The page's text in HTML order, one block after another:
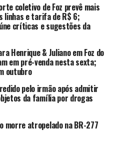
coletivo de Foz prevê mais
linhas e tarifa de R$ 6;
críticas e sugestões da
Henrique & Juliano em Foz do
em pré-venda nesta sexta;
outubro
pelo irmão após admitir
da família por drogas
morre atropelado na BR-277